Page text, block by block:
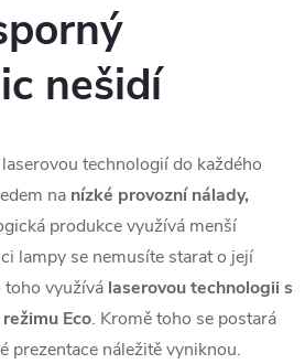
nešidí
technologií do každého
na nízké provozní nálady,
produkce využívá menší
lampy se nemusíte starat o její
toho využívá laserovou technologii s
Eco. Kromě toho se postará
prezentace náležitě vyniknou.